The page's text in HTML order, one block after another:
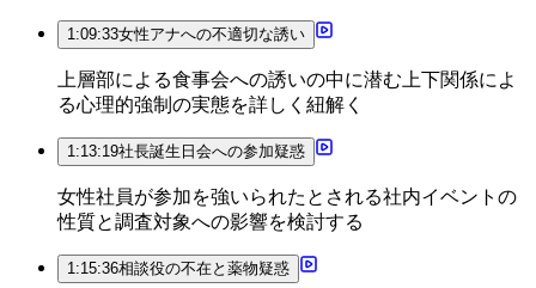
1:09:33女性アナへの不適切な誘い
上層部による食事会への誘いの中に潜む上下関係によ
る心理的強制の実態を詳しく紐解く
1:13:19社長誕生日会への参加疑惑
女性社員が参加を強いられたとされる社内イベントの
性質と調査対象への影響を検討する
1:15:36相談役の不在と薬物疑惑